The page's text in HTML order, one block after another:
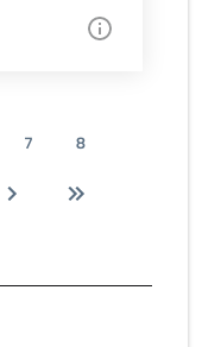
7
8